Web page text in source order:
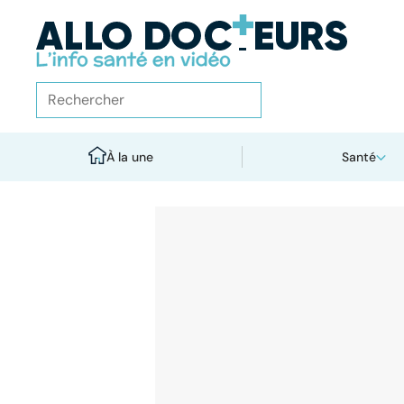
À la une Santé